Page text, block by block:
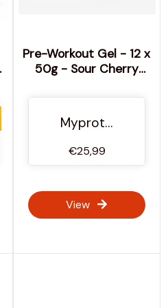
Pre-Workout Gel - 12 x
50g - Sour Cherry
Myprotein Österreich
€25,99
View